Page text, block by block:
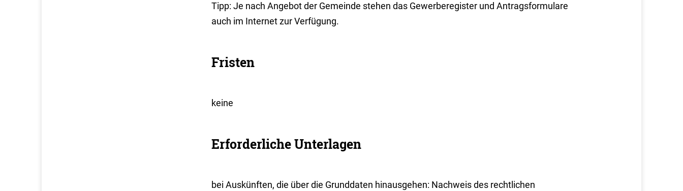
Tipp: Je nach Angebot der Gemeinde stehen das Gewerberegister und Antragsformulare
auch im Internet zur Verfügung.
Fristen
keine
Erforderliche Unterlagen
bei Auskünften, die über die Grunddaten hinausgehen: Nachweis des rechtlichen